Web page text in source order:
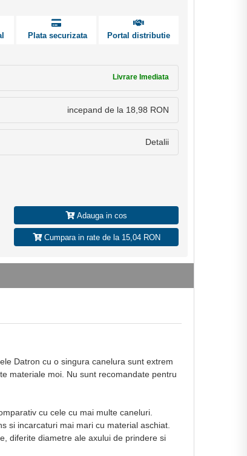
Plata securizata Portal distributie
Livrare Imediata
incepand de la 18,98 RON
Detalii
Adauga in cos
Cumpara in rate de la 15,04 RON
Datron cu o singura canelura sunt extrem
materiale moi. Nu sunt recomandate pentru
cu cele cu mai multe caneluri.
si incarcaturi mai mari cu material aschiat.
diferite diametre ale axului de prindere si